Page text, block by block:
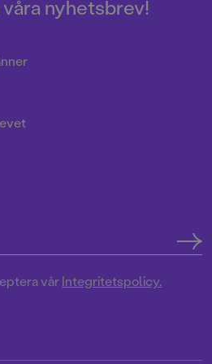
nyhetsbrev!
vårIntegritetspolicy.